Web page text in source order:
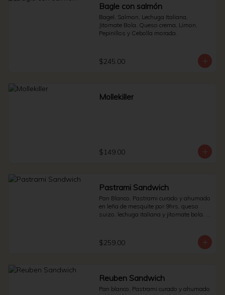
Bagle con salmón
Bagel, Salmon, Lechuga Italiana,
Jitomate Bola, Queso crema, Limon,
Pepinillos y Cebolla morada.
$245.00
Mollekiller
$149.00
Pastrami Sandwich
Pan Blanco, Pastrami curado y ahumado
en leña de mesquite por 9hrs, queso
suizo, lechuga italiana y jitomate bola. *
$259.00
Reuben Sandwich
Pan blanco, Pastrami curado y ahumado